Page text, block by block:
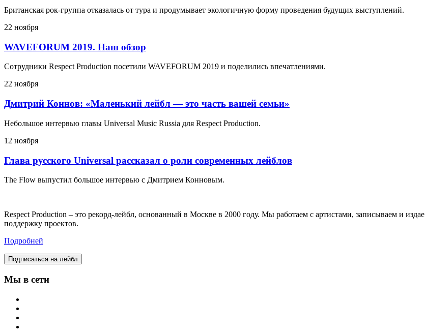
Британская рок-группа отказалась от тура и продумывает экологичную форму проведения будущих выступлений.
22 ноября
WAVEFORUM 2019. Наш обзор
Сотрудники Respect Production посетили WAVEFORUM 2019 и поделились впечатлениями.
22 ноября
Дмитрий Коннов: «Маленький лейбл — это часть вашей семьи»
Небольшое интервью главы Universal Music Russia для Respect Production.
12 ноября
Глава русского Universal рассказал о роли современных лейблов
The Flow выпустил большое интервью с Дмитрием Конновым.
Respect Production – это рекорд-лейбл, основанный в Москве в 2000 году. Мы работаем с артистами, записываем и
поддержку проектов.
Подробней
Подписаться на лейбл
Мы в сети